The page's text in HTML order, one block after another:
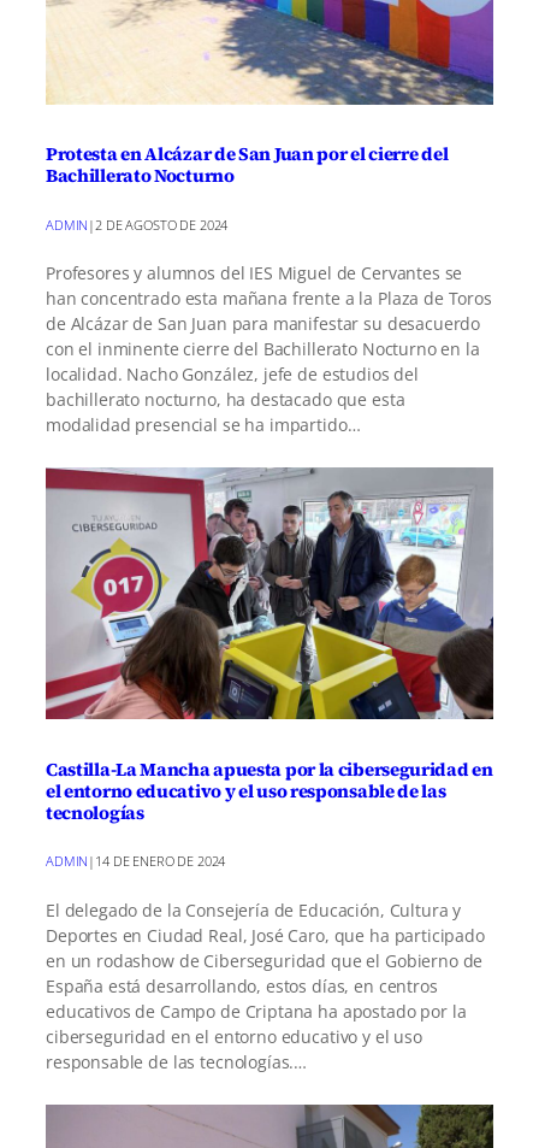
Protesta en Alcázar de San Juan por el cierre del
Bachillerato Nocturno
ADMIN | 2 DE AGOSTO DE 2024
Profesores y alumnos del IES Miguel de Cervantes se
han concentrado esta mañana frente a la Plaza de Toros
de Alcázar de San Juan para manifestar su desacuerdo
con el inminente cierre del Bachillerato Nocturno en la
localidad. Nacho González, jefe de estudios del
bachillerato nocturno, ha destacado que esta
modalidad presencial se ha impartido…
Castilla-La Mancha apuesta por la ciberseguridad en
el entorno educativo y el uso responsable de las
tecnologías
ADMIN | 14 DE ENERO DE 2024
El delegado de la Consejería de Educación, Cultura y
Deportes en Ciudad Real, José Caro, que ha participado
en un rodashow de Ciberseguridad que el Gobierno de
España está desarrollando, estos días, en centros
educativos de Campo de Criptana ha apostado por la
ciberseguridad en el entorno educativo y el uso
responsable de las tecnologías.…